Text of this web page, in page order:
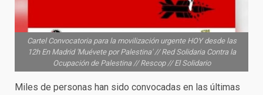
Cartel Convocatoria para la movilización urgente HOY desde las
12h En Madrid 'Muévete por Palestina' // Red Solidaria Contra la
Ocupación de Palestina // Rescop // El Solidario
Miles de personas han sido convocadas en las últimas